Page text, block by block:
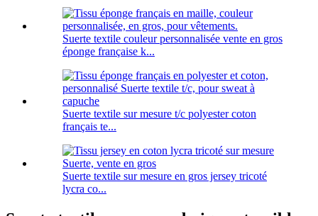
Suerte textile couleur personnalisée vente en gros
éponge française k...
Suerte textile sur mesure t/c polyester coton
français te...
Suerte textile sur mesure en gros jersey tricoté
lycra co...